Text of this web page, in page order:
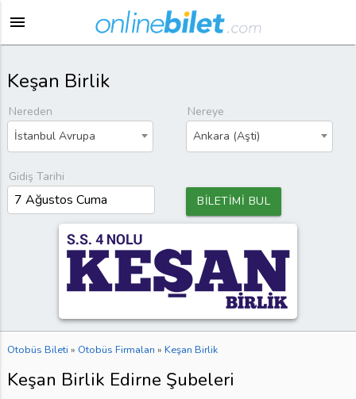
menu
Keşan Birlik
Nereden
İstanbul Avrupa
Nereye
Ankara (Aşti)
Gidiş Tarihi
BİLETİMİ BUL
Otobüs Bileti » Otobüs Firmaları » Keşan Birlik
Keşan Birlik Edirne Şubeleri